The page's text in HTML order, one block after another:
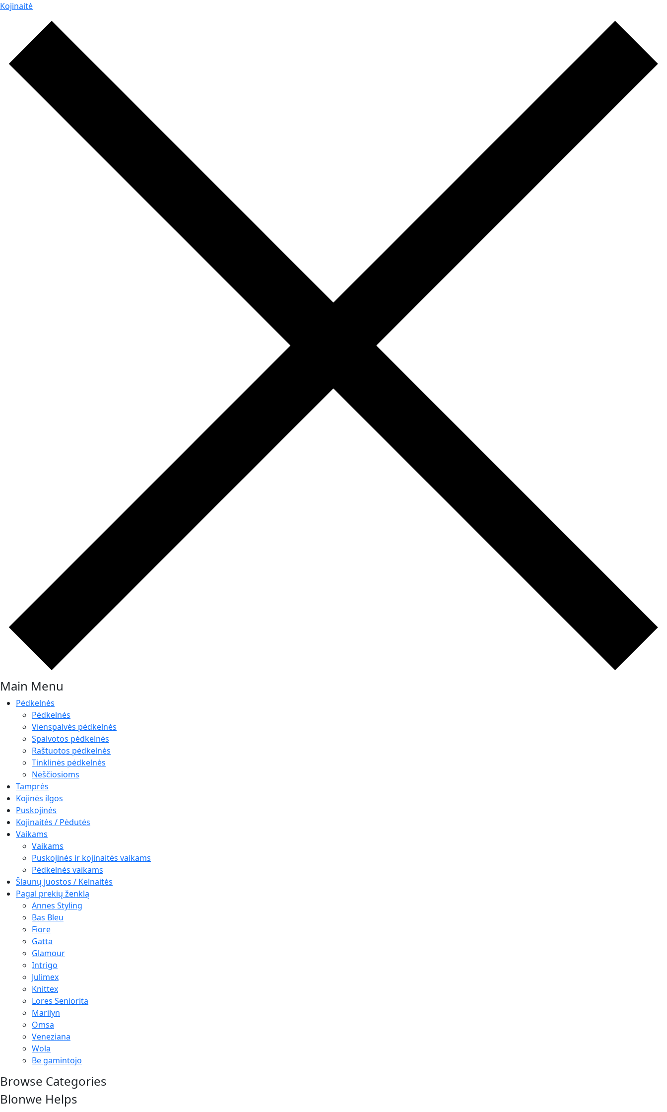
Kojinaitė
Main Menu
Pėdkelnės
Pėdkelnės
Vienspalvės pėdkelnės
Spalvotos pėdkelnės
Raštuotos pėdkelnės
Tinklinės pėdkelnės
Nėščiosioms
Tamprės
Kojinės ilgos
Puskojinės
Kojinaitės / Pėdutės
Vaikams
Vaikams
Puskojinės ir kojinaitės vaikams
Pėdkelnės vaikams
Šlaunų juostos / Kelnaitės
Pagal prekių ženklą
Annes Styling
Bas Bleu
Fiore
Gatta
Glamour
Intrigo
Julimex
Knittex
Lores Seniorita
Marilyn
Omsa
Veneziana
Wola
Be gamintojo
Browse Categories
Blonwe Helps